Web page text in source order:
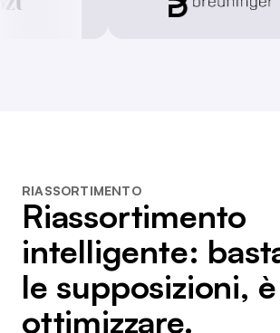
RIASSORTIMENTO
Riassortimento
intelligente:
le supposizioni,
ottimizzare.